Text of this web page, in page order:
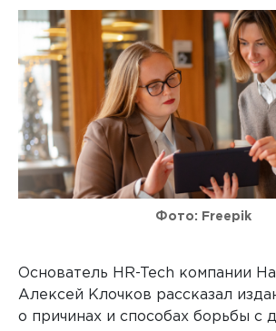
Фото: Freepik
Основатель HR-Tech компании
Алексей Клочков рассказал
о причинах и способах борьбы с